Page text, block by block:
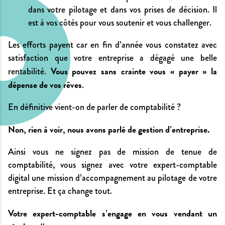
dans votre pilotage et dans vos prises de décision. Il
est à vos côtés pour vous soutenir et vous challenger.
Les efforts payent car en fin d’année vous constatez avec
satisfaction que votre entreprise a dégagé une belle
rentabilité. Vous pouvez sans crainte vous « payer » la
dépense de vos rêves.
En définitive vient-on de parler de comptabilité ?
Non, rien à voir, nous avons parlé de gestion d’entreprise.
Ainsi vous ne signez pas de mission de tenue de
comptabilité, vous signez avec votre expert-comptable
digital une mission d’accompagnement au pilotage de votre
entreprise. Et ça change tout.
Votre expert-comptable s’engage en vous vendant un